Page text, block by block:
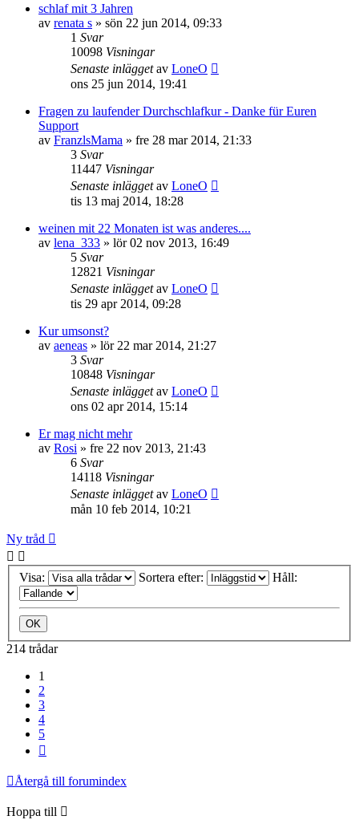
schlaf mit 3 Jahren
av renata s » sön 22 jun 2014, 09:33
1 Svar
10098 Visningar
Senaste inläggetav LoneO
ons 25 jun 2014, 19:41
Fragen zu laufender Durchschlafkur - Danke für Euren
Support
av FranzlsMama » fre 28 mar 2014, 21:33
3 Svar
11447 Visningar
Senaste inläggetav LoneO
tis 13 maj 2014, 18:28
weinen mit 22 Monaten ist was anderes....
av lena_333 » lör 02 nov 2013, 16:49
5 Svar
12821 Visningar
Senaste inläggetav LoneO
tis 29 apr 2014, 09:28
Kur umsonst?
av aeneas » lör 22 mar 2014, 21:27
3 Svar
10848 Visningar
Senaste inläggetav LoneO
ons 02 apr 2014, 15:14
Er mag nicht mehr
av Rosi » fre 22 nov 2013, 21:43
6 Svar
14118 Visningar
Senaste inläggetav LoneO
mån 10 feb 2014, 10:21
Ny tråd
Visa: Sortera efter: Håll:
214 trådar
1
2
3
4
5
Återgå till forumindex
Hoppa till